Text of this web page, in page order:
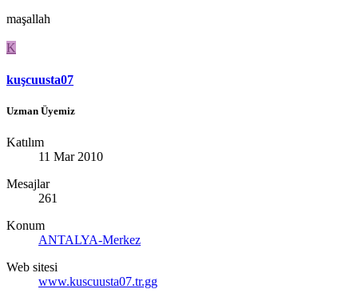
maşallah
K
kuşcuusta07
Uzman Üyemiz
Katılım
11 Mar 2010
Mesajlar
261
Konum
ANTALYA-Merkez
Web sitesi
www.kuscuusta07.tr.gg